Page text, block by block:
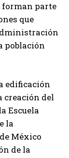
forman parte
que
población
edificación
creación del
Escuela
la
México
de la